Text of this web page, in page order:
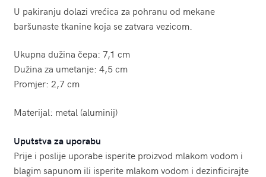
U pakiranju dolazi vrećica za pohranu od mekane
baršunaste tkanine koja se zatvara vezicom.
Ukupna dužina čepa: 7,1 cm
Dužina za umetanje: 4,5 cm
Promjer: 2,7 cm
Materijal: metal (aluminij)
Uputstva za uporabu
Prije i poslije uporabe isperite proizvod mlakom vodom i
blagim sapunom ili isperite mlakom vodom i dezinficirajte